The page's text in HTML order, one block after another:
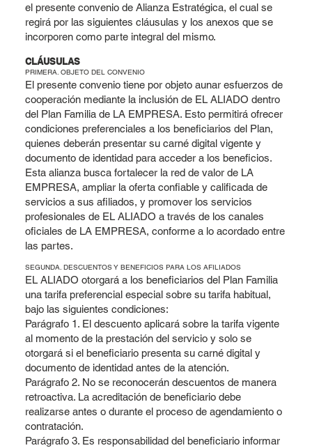
el presente convenio de Alianza Estratégica, el cual se
regirá por las siguientes cláusulas y los anexos que se
incorporen como parte integral del mismo.
CLÁUSULAS
PRIMERA. OBJETO DEL CONVENIO
El presente convenio tiene por objeto aunar esfuerzos de
cooperación mediante la inclusión de EL ALIADO dentro
del Plan Familia de LA EMPRESA. Esto permitirá ofrecer
condiciones preferenciales a los beneficiarios del Plan,
quienes deberán presentar su carné digital vigente y
documento de identidad para acceder a los beneficios.
Esta alianza busca fortalecer la red de valor de LA
EMPRESA, ampliar la oferta confiable y calificada de
servicios a sus afiliados, y promover los servicios
profesionales de EL ALIADO a través de los canales
oficiales de LA EMPRESA, conforme a lo acordado entre
las partes.
SEGUNDA. DESCUENTOS Y BENEFICIOS PARA LOS AFILIADOS
EL ALIADO otorgará a los beneficiarios del Plan Familia
una tarifa preferencial especial sobre su tarifa habitual,
bajo las siguientes condiciones:
Parágrafo 1. El descuento aplicará sobre la tarifa vigente
al momento de la prestación del servicio y solo se
otorgará si el beneficiario presenta su carné digital y
documento de identidad antes de la atención.
Parágrafo 2. No se reconocerán descuentos de manera
retroactiva. La acreditación de beneficiario debe
realizarse antes o durante el proceso de agendamiento o
contratación.
Parágrafo 3. Es responsabilidad del beneficiario informar